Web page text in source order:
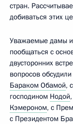
стран.
добиваться этих
Уважаемые дамы
пообщаться с
двусторонних
вопросов
Бараком Обамой,
господином Нодой
Кэмероном, с
с Президентом